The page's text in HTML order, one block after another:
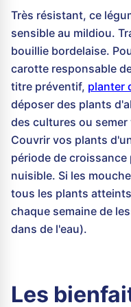
Très résistant, ce
sensible au mildiou.
bouillie bordelaise.
carotte responsable
titre préventif, planter
déposer des plants
des cultures ou
Couvrir vos plants
période de
nuisible. Si les
tous les plants
chaque semaine de
dans de l'eau).
Les